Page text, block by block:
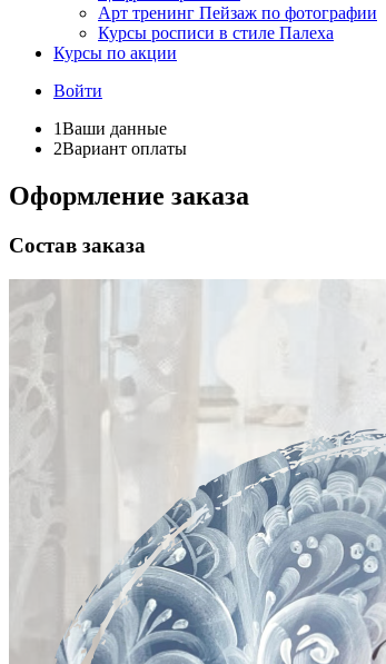
Арт тренинг Пейзаж по фотографии
Курсы росписи в стиле Палеха
Курсы по акции
Войти
1Ваши данные
2Вариант оплаты
Оформление заказа
Состав заказа